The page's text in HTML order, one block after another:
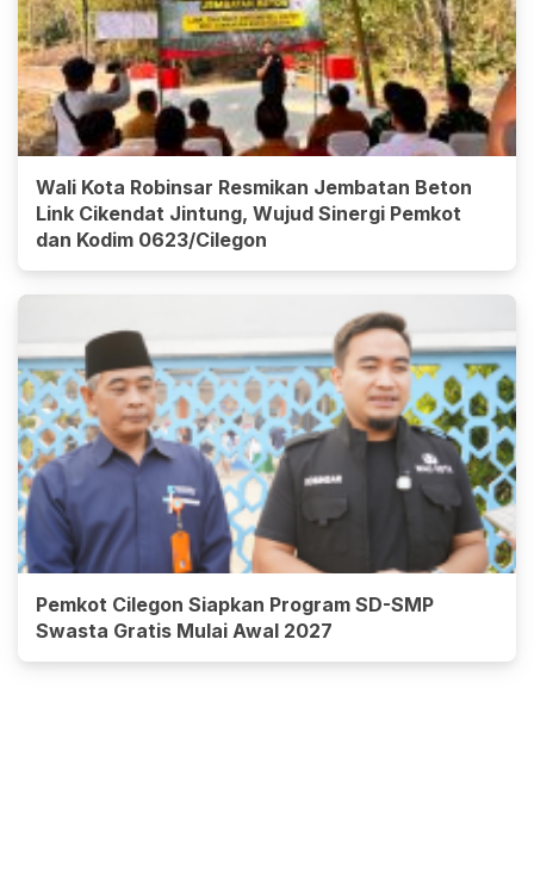
Wali Kota Robinsar Resmikan Jembatan Beton
Link Cikendat Jintung, Wujud Sinergi Pemkot
dan Kodim 0623/Cilegon
Pemkot Cilegon Siapkan Program SD-SMP
Swasta Gratis Mulai Awal 2027